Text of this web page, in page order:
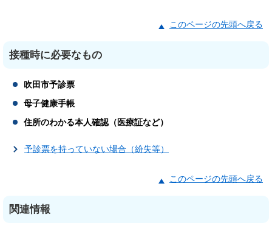
このページの先頭へ戻る
接種時に必要なもの
吹田市予診票
母子健康手帳
住所のわかる本人確認（医療証など）
予診票を持っていない場合（紛失等）
このページの先頭へ戻る
関連情報